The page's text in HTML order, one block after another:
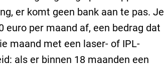
er komt geen bank aan te pas. Je
per maand af, een bedrag dat
maand met een laser- of IPL-
als er binnen 18 maanden een